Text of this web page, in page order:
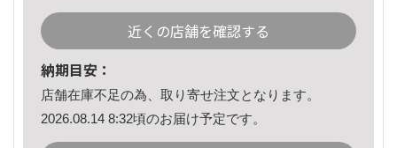
近くの店舗を確認する
納期目安：
店舗在庫不足の為、取り寄せ注文となります。
2026.08.14 8:32頃のお届け予定です。